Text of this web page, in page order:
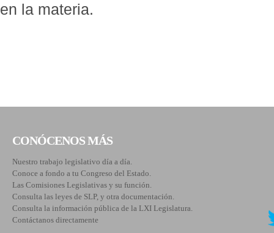
en la materia.
CONÓCENOS MÁS
Nuestro trabajo legislativo día a día.
Conoce a fondo a tu Congreso del Estado.
Las Comisiones Legislativas y su función.
Consulta las leyes de SLP, y otra documentación.
Consulta la información pública de la LXI Legislatura.
Contáctanos directamente